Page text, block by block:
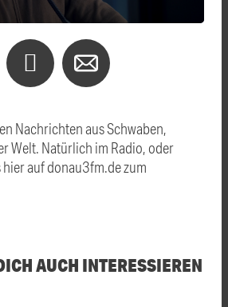
Nachrichten aus Schwaben,
Welt. Natürlich im Radio, oder
auf donau3fm.de zum
AUCH INTERESSIEREN